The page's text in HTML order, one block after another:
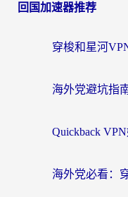
回国加速器推荐